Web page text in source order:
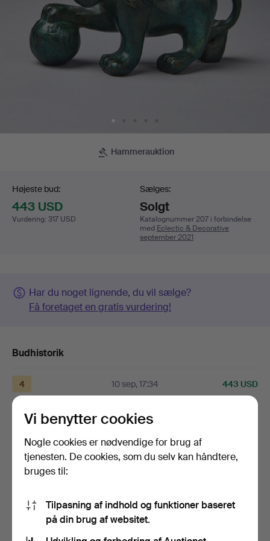
Hammerauktion
Højeste bud:
443 USD
Vurdering: 317 USD
Sælges:
Solgt
Katalognummer 207 i forbindelse
med Eclectic & Decorative
september 2021
Har du noget lignende, du vil sælge?
Få foretaget en gratis vurdering!
Budhistorik
4 10 sep, 17:34 443 USD
A 10 sep, 17:34
A 10 sep, 17:33
Beskrivelse
Vi benytter cookies
Nogle cookies er nødvendige for brug af
tjenesten. De cookies, som du selv kan håndtere,
bruges til:
Tilpasning af indhold og funktioner baseret
på din brug af websitet.